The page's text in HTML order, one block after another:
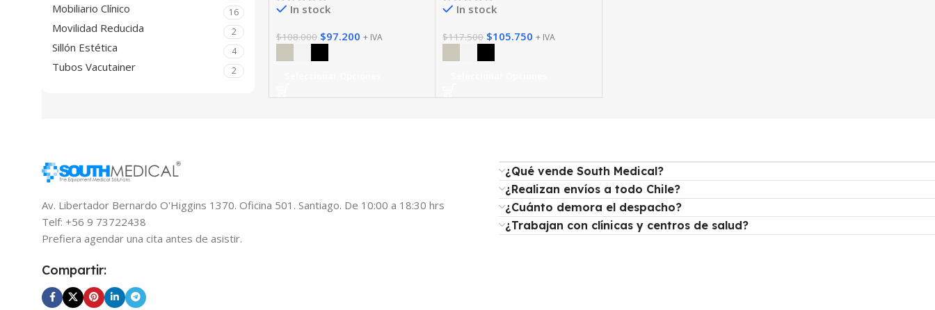
Mobiliario Clínico 16
Movilidad Reducida 2
Sillón Estética 4
Tubos Vacutainer 2
In stock
$108.000 $97.200 + IVA
In stock
$117.500 $105.750 + IVA
Av. Libertador Bernardo O'Higgins 1370. Oficina 501. Santiago. De 10:00 a 18:30 hrs
Telf: +56 9 73722438
Prefiera agendar una cita antes de asistir.
Compartir:
¿Qué vende South Medical?
¿Realizan envíos a todo Chile?
¿Cuánto demora el despacho?
¿Trabajan con clínicas y centros de salud?